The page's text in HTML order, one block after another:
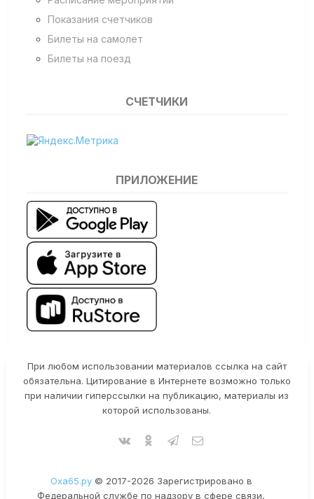
Показания счетчиков
Билеты на самолет
Билеты на поезд
СЧЕТЧИКИ
ПРИЛОЖЕНИЕ
При любом использовании материалов ссылка на сайт
обязательна. Цитирование в Интернете возможно только
при наличии гиперссылки на публикацию, материалы из
которой использованы.
Оха65.ру© 2017-2026 Зарегистрировано в
Федеральной службе по надзору в сфере связи,